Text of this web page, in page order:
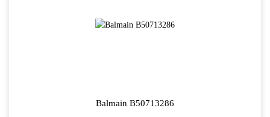
Balmain B50713286